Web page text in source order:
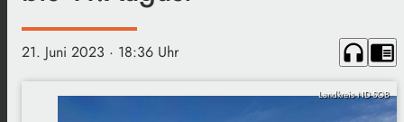
21. Juni 2023 · 18:36 Uhr headphones chrome_reader_mode
Landkreis ND-SOB